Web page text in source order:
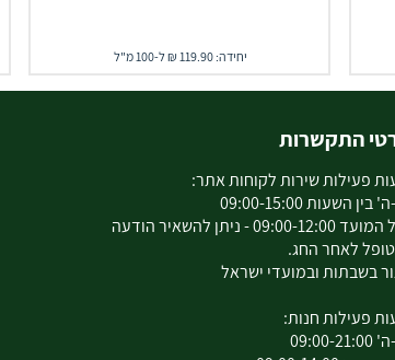
יחידה: 119.90 ₪ ל-100 מ"ל
התקשרות
פעילות שירות לקוחות אתר:
השעות 09:00-15:00
חול המועד 09:00-12:00 - ניתן להשאיר הודעה
לאחר החג.
בשבתות ובמועדי ישראל
פעילות חנות:
21:00